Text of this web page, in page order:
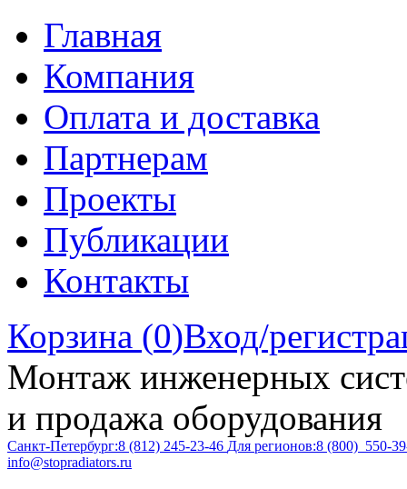
Главная
Компания
Оплата и доставка
Партнерам
Проекты
Публикации
Контакты
Корзина (0)Вход/
Монтаж инженерных
и продажа оборудования
Санкт-Петербург:8 (812) 245-23-46 Для регионов:8 (800) 550-
info@stopradiators.ru